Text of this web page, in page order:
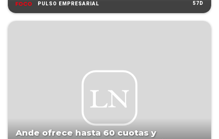
PULSO EMPRESARIAL 57D
Ande ofrece hasta 60 cuotas y